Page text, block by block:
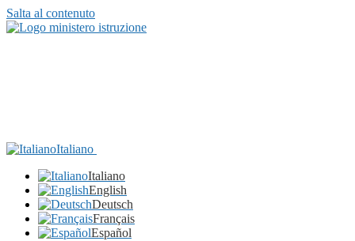
Salta al contenuto
Italiano
Italiano
English
Deutsch
Français
Español